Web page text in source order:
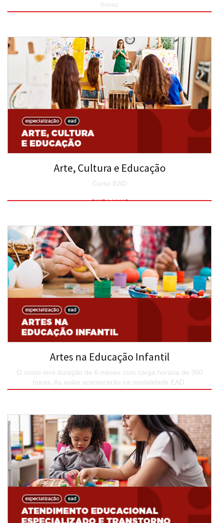
horas
Arte, Cultura e Educação
Curso EAD
SAIBA MAIS
Artes na Educação Infantil
O curso terá duração de 6 meses com carga horária de 360
horas. As aulas acontecerão na modalidade EAD.